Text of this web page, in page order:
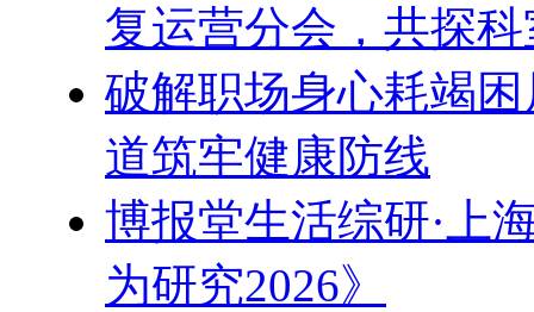
复运营分会，共探
破解职场身心耗竭
道筑牢健康防线
博报堂生活综研·上
为研究2026》